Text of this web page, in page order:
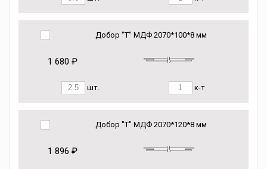
Добор "Т" МДФ 2070*100*8 мм
1 680 ₽
шт. к-т
Добор "Т" МДФ 2070*120*8 мм
1 896 ₽